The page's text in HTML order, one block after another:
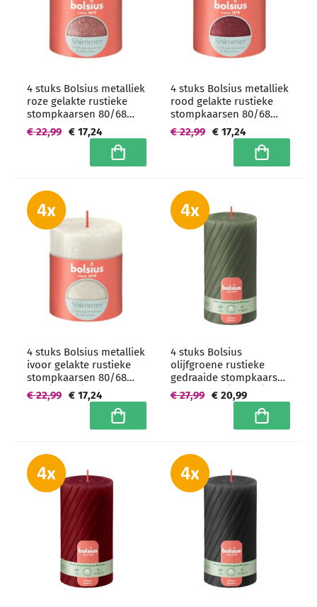
4 stuks Bolsius metalliek
roze gelakte rustieke
stompkaarsen 80/68
mm (35 uur) -
grootverpakking
€ 17,24
€ 22,99
In winkelwagen
4 stuks Bolsius metalliek
rood gelakte rustieke
stompkaarsen 80/68
mm (35 uur) -
grootverpakking
€ 17,24
€ 22,99
In
4 stuks Bolsius metalliek
ivoor gelakte rustieke
stompkaarsen 80/68
mm (35 uur) -
grootverpakking
€ 17,24
€ 22,99
In winkelwagen
4 stuks Bolsius
olijfgroene rustieke
gedraaide stompkaarsen
130/68 mm (60 uur) -
grootverpakking
€ 20,99
€ 27,99
In